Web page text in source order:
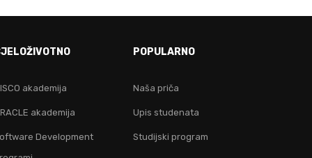
akademija
akademija
Development
POPULARNO
Naša priča
Upis studenata
Studijski program